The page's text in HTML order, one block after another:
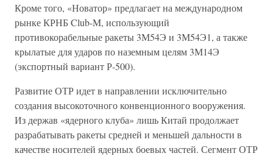
Кроме того, «Новатор» предлагает на международном
рынке КРНБ Club-M, использующий
противокорабельные ракеты 3М54Э и 3М54Э1, а также
крылатые для ударов по наземным целям 3М14Э
(экспортный вариант Р-500).
Развитие ОТР идет в направлении исключительно
создания высокоточного конвенционного вооружения.
Из держав «ядерного клуба» лишь Китай продолжает
разрабатывать ракеты средней и меньшей дальности в
качестве носителей ядерных боевых частей. Сегмент ОТР